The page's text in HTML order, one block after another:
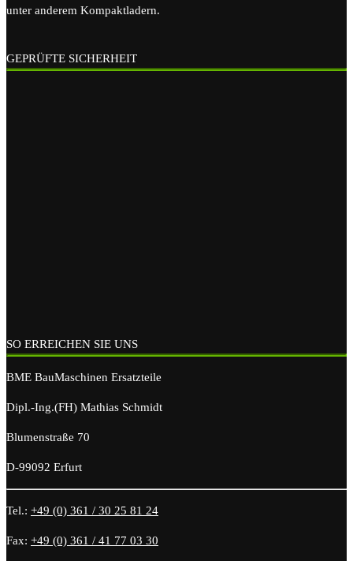
unter anderem Kompaktladern.
GEPRÜFTE SICHERHEIT
SO ERREICHEN SIE UNS
BME BauMaschinen Ersatzteile
Dipl.-Ing.(FH) Mathias Schmidt
Blumenstraße 70
D-99092 Erfurt
Tel.: +49 (0) 361 / 30 25 81 24
Fax: +49 (0) 361 / 41 77 03 30